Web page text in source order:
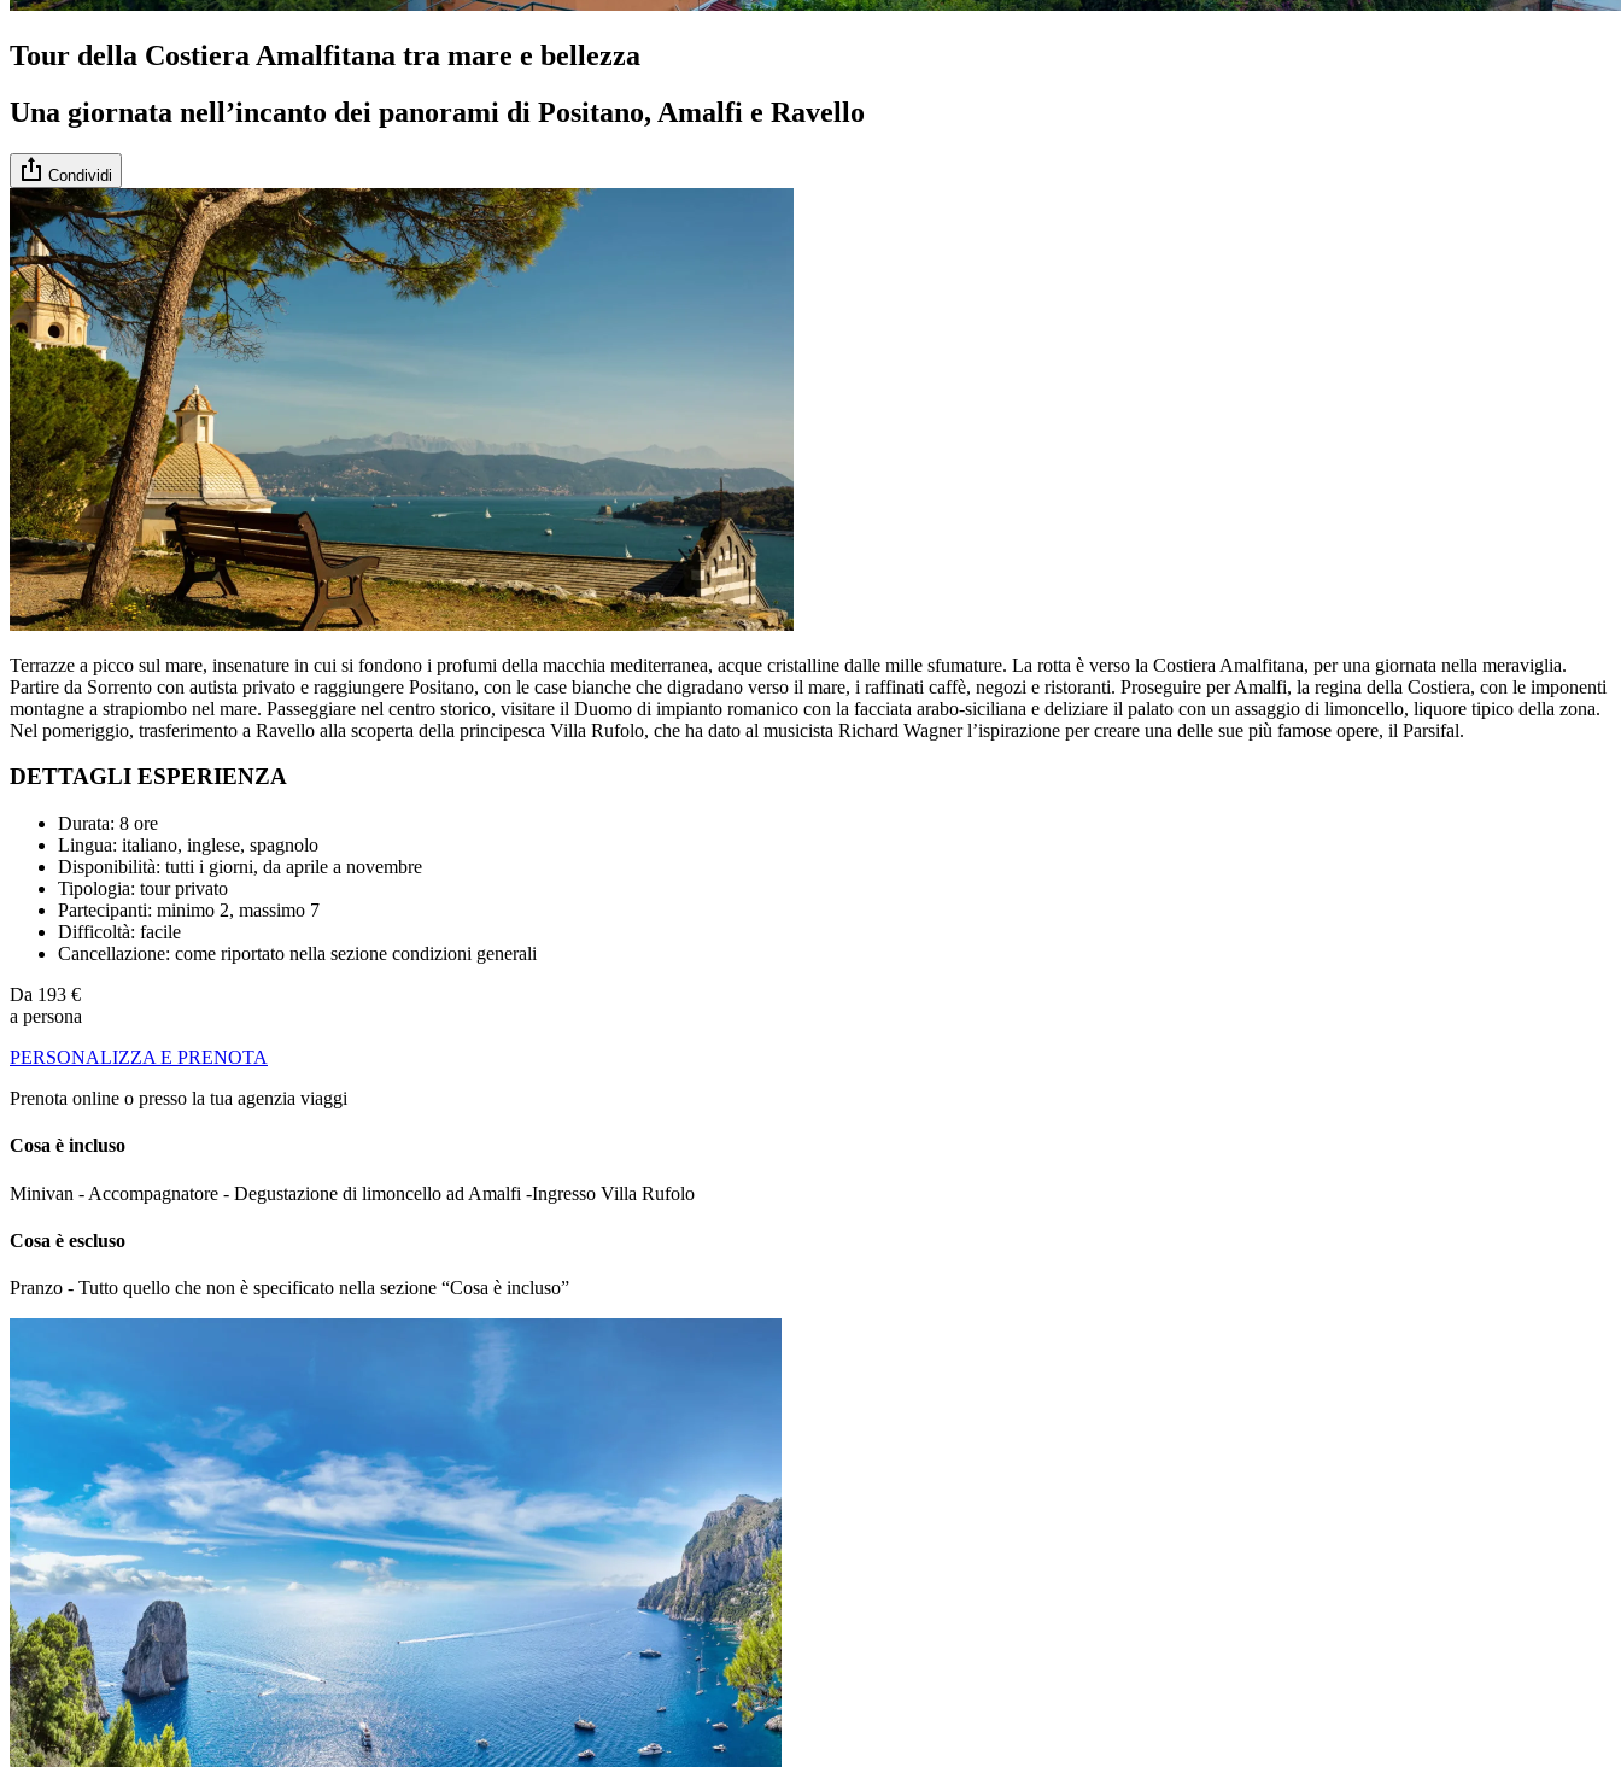
Tour della Costiera Amalfitana tra mare e bellezza
Una giornata nell’incanto dei panorami di Positano, Amalfi e Ravello
Condividi
Terrazze a picco sul mare, insenature in cui si fondono i profumi della macchia mediterranea, acque cristalline dalle mille sfumature. La rotta è verso la Costiera Amalfitana, per una giornata nella meraviglia.
Partire da Sorrento con autista privato e raggiungere Positano, con le case bianche che digradano verso il mare, i raffinati caffè, negozi e ristoranti. Proseguire per Amalfi, la regina della Costiera, con le imponenti
montagne a strapiombo nel mare. Passeggiare nel centro storico, visitare il Duomo di impianto romanico con la facciata arabo-siciliana e deliziare il palato con un assaggio di limoncello, liquore tipico della zona.
Nel pomeriggio, trasferimento a Ravello alla scoperta della principesca Villa Rufolo, che ha dato al musicista Richard Wagner l’ispirazione per creare una delle sue più famose opere, il Parsifal.
DETTAGLI ESPERIENZA
Durata: 8 ore
Lingua: italiano, inglese, spagnolo
Disponibilità: tutti i giorni, da aprile a novembre
Tipologia: tour privato
Partecipanti: minimo 2, massimo 7
Difficoltà: facile
Cancellazione: come riportato nella sezione condizioni generali
Da 193 €
a persona
PERSONALIZZA E PRENOTA
Prenota online o presso la tua agenzia viaggi
Cosa è incluso
Minivan - Accompagnatore - Degustazione di limoncello ad Amalfi -Ingresso Villa Rufolo
Cosa è escluso
Pranzo - Tutto quello che non è specificato nella sezione “Cosa è incluso”